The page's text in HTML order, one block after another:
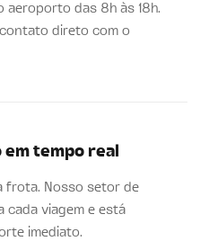
aeroporto das 8h às 18h.
direto com o
tempo real
frota. Nosso setor de
cada viagem e está
imediato.